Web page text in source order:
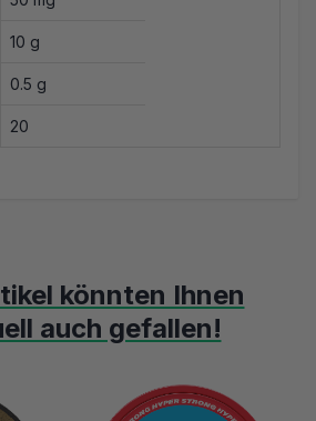
10 g
0.5 g
20
könnten Ihnen
auch gefallen!
können Sie durch die Elemente des
zu überspringen
Navigation zu gelangen